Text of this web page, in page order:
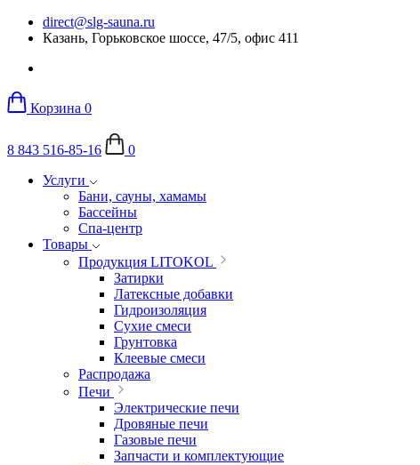
direct@slg-sauna.ru
Казань, Горьковское шоссе, 47/5, офис 411
Корзина 0
8 843 516-85-16
0
Услуги
Бани, сауны, хамамы
Бассейны
Спа-центр
Товары
Продукция LITOKOL
Затирки
Латексные добавки
Гидроизоляция
Сухие смеси
Грунтовка
Клеевые смеси
Распродажа
Печи
Электрические печи
Дровяные печи
Газовые печи
Запчасти и комплектующие